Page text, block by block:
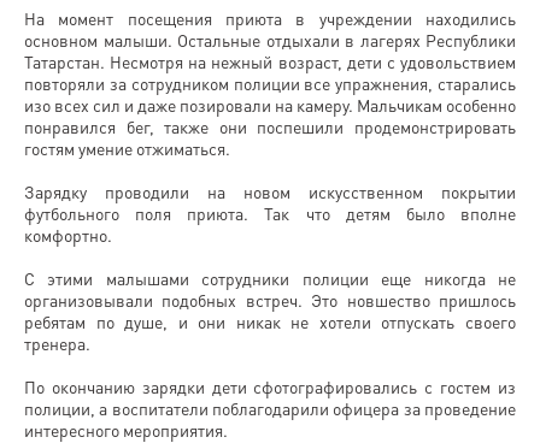
На момент посещения приюта в учреждении находились
основном малыши. Остальные отдыхали в лагерях Республики
Татарстан. Несмотря на нежный возраст, дети с удовольствием
повторяли за сотрудником полиции все упражнения, старались
изо всех сил и даже позировали на камеру. Мальчикам особенно
понравился бег, также они поспешили продемонстрировать
гостям умение отжиматься.
Зарядку проводили на новом искусственном покрытии
футбольного поля приюта. Так что детям было вполне
комфортно.
С этими малышами сотрудники полиции еще никогда не
организовывали подобных встреч. Это новшество пришлось
ребятам по душе, и они никак не хотели отпускать своего
тренера.
По окончанию зарядки дети сфотографировались с гостем из
полиции, а воспитатели поблагодарили офицера за проведение
интересного мероприятия.